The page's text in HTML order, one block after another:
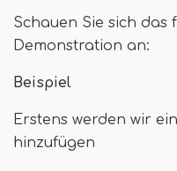
Schauen Sie sich das
Demonstration an:
Beispiel
Erstens werden wir
hinzufügen